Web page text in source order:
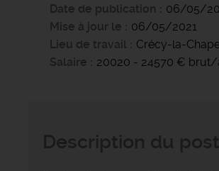
Date de publication
06/05/
Mise à jour le
06/05/2021
Lieu de travail
Crécy-la-
Salaire
20020 - 24570 € brut/